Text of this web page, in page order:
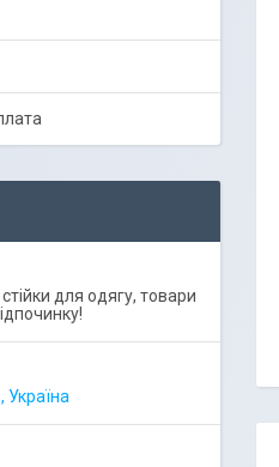
для одягу, товари
Україна